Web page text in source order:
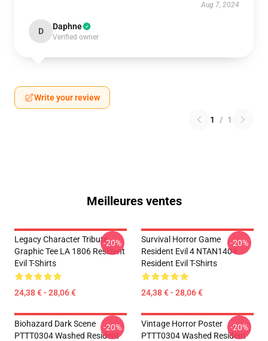
Aug 7, 2024
D Daphne
Verified owner
Write your review
1 / 1
Meilleures ventes
Legacy Character Tribute
Graphic Tee LA 1806 Resident
Evil T-Shirts
24,38 € - 28,06 €
-20%
Survival Horror Game
Resident Evil 4 NTAN1404
Resident Evil T-Shirts
24,38 € - 28,06 €
-20%
Biohazard Dark Scene
PTTT0304 Washed Resident
-20%
Vintage Horror Poster
PTTT0304 Washed Resident
-20%